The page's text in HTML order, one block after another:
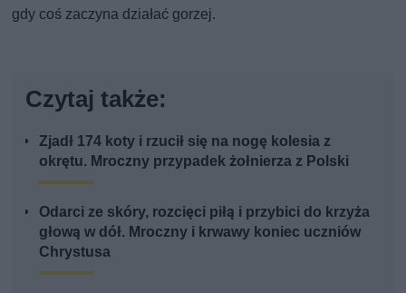
gdy coś zaczyna działać gorzej.
Czytaj także:
Zjadł 174 koty i rzucił się na nogę kolesia z
okrętu. Mroczny przypadek żołnierza z Polski
Odarci ze skóry, rozcięci piłą i przybici do krzyża
głową w dół. Mroczny i krwawy koniec uczniów
Chrystusa